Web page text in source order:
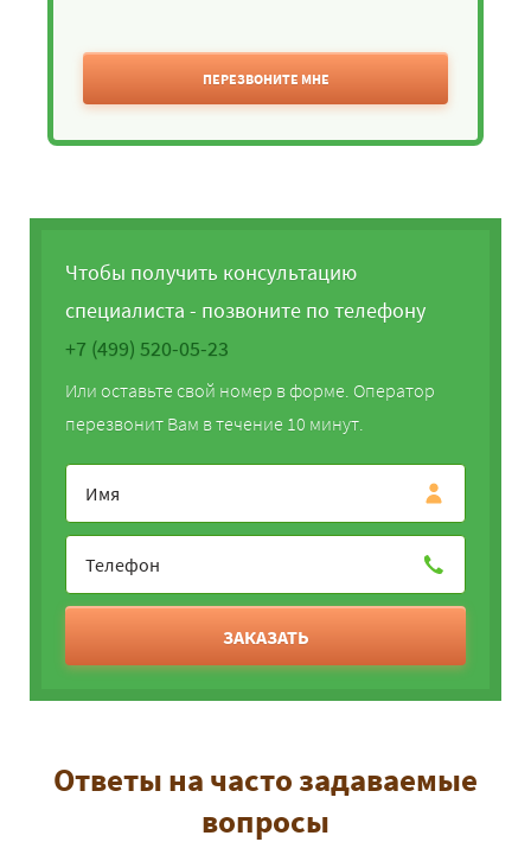
ПЕРЕЗВОНИТЕ МНЕ
Чтобы получить консультацию
специалиста - позвоните по телефону
+7 (499) 520-05-23
Или оставьте свой номер в форме. Оператор
перезвонит Вам в течение 10 минут.
ЗАКАЗАТЬ
Ответы на часто задаваемые
вопросы